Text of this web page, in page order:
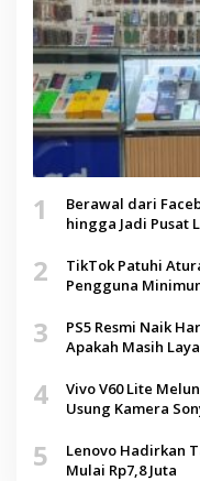
1
Berawal dari
hingga Jadi Pusat
2
TikTok Patuhi
Pengguna
3
PS5 Resmi Naik
Apakah Masih
4
Vivo V60 Lite
Usung Kamera
5
Lenovo Hadirkan
Mulai Rp7,8 Juta